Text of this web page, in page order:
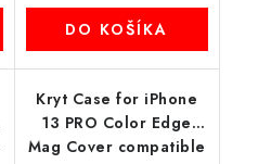
DO KOŠÍKA
Kryt Case for iPhone
13 PRO Color Edge
Mag Cover compatible